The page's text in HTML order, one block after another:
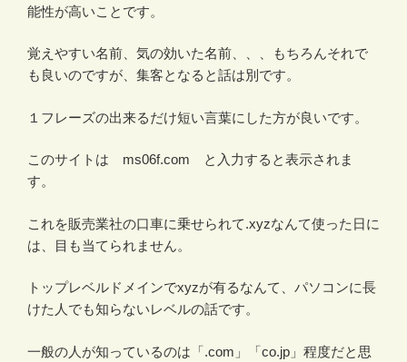
能性が高いことです。
覚えやすい名前、気の効いた名前、、、もちろんそれで
も良いのですが、集客となると話は別です。
１フレーズの出来るだけ短い言葉にした方が良いです。
このサイトは ms06f.com と入力すると表示されま
す。
これを販売業社の口車に乗せられて.xyzなんて使った日に
は、目も当てられません。
トップレベルドメインでxyzが有るなんて、パソコンに長
けた人でも知らないレベルの話です。
一般の人が知っているのは「.com」「co.jp」程度だと思